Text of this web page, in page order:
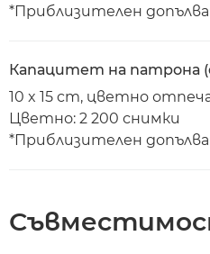
*Приблизителен
Капацитет на патрона
10 x 15 cm, цветно
Цветно: 2 200 снимки
*Приблизителен